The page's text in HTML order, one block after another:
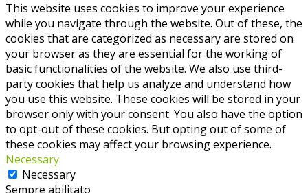
This website uses cookies to improve your experience
while you navigate through the website. Out of these, the
cookies that are categorized as necessary are stored on
your browser as they are essential for the working of
basic functionalities of the website. We also use third-
party cookies that help us analyze and understand how
you use this website. These cookies will be stored in your
browser only with your consent. You also have the option
to opt-out of these cookies. But opting out of some of
these cookies may affect your browsing experience.
Necessary
Necessary
Sempre abilitato